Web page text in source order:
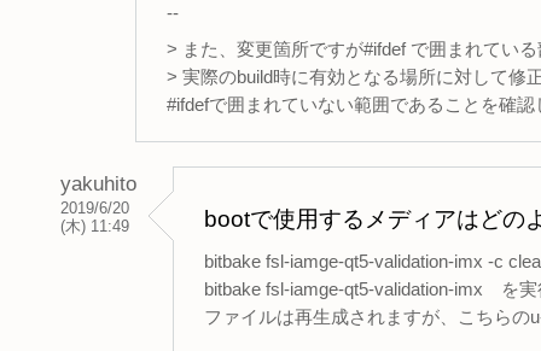
--
> また、変更箇所ですが#ifdef で囲まれてい
> 実際のbuild時に有効となる場所に対して修
#ifdefで囲まれていない範囲であることを確認
yakuhito
2019/6/20
(木) 11:49
bootで使用するメディアはどの
bitbake fsl-iamge-qt5-validation-imx -c
bitbake fsl-iamge-qt5-validation-imx を
ファイルは再生成されますが、こちら